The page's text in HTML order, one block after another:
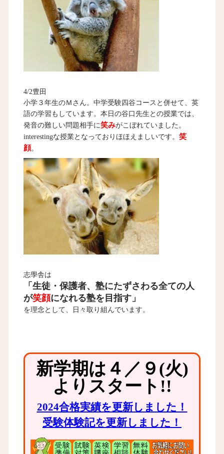
4/2豊田
小学３年生のＭさん。中学受験四谷コースと併せて、英
語の学習もしています。本日の谷口先生との授業では、
発音の難しい問題相手に笑みがこぼれていました。
interestingな授業となっておりほほえましいです。 笑
顔。
志學舎は
「生徒・保護者、塾にたずさわる全ての人
が笑顔になれる塾を目指す」
を理念として、日々取り組んでいます。
新学期は４／９(火)
よりスタート!!
2024合格実績を更新しました！
受験体験記を更新しました！